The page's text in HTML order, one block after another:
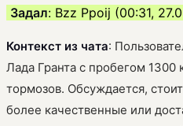
Задал: Bzz Ppoij (00:31,
Контекст из чата:
Лада Гранта с пробегом 1300
тормозов. Обсуждается,
более качественные или